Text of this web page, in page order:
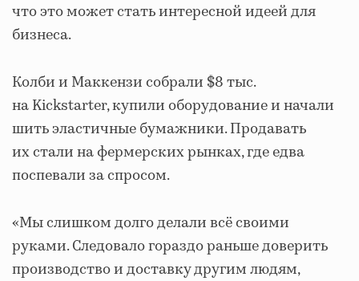
что это может стать интересной идеей для
бизнеса.
Колби и Маккензи собрали $8 тыс.
на Kickstarter, купили оборудование и начали
шить эластичные бумажники. Продавать
их стали на фермерских рынках, где едва
поспевали за спросом.
«Мы слишком долго делали всё своими
руками. Следовало гораздо раньше доверить
производство и доставку другим людям,